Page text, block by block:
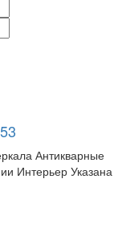
Антикварные
Интерьер Указана